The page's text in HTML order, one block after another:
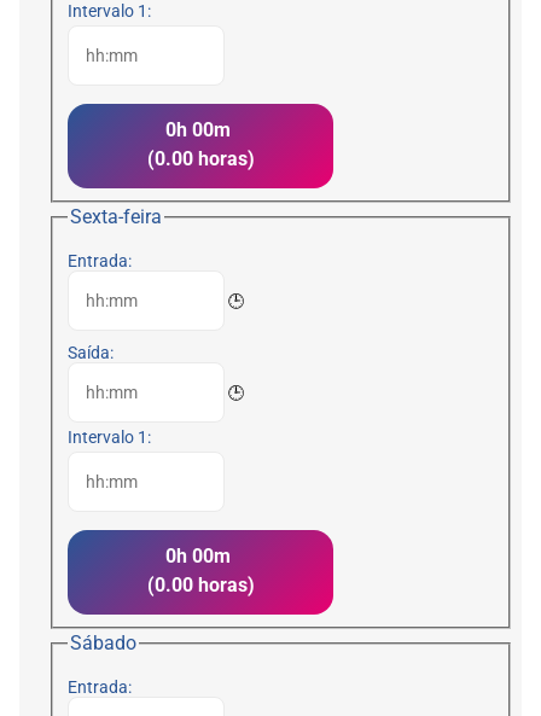
Intervalo 1:
0h 00m
(0.00 horas)
Sexta-feira
Entrada:
🕒
Saída:
🕒
Intervalo 1:
0h 00m
(0.00 horas)
Sábado
Entrada: